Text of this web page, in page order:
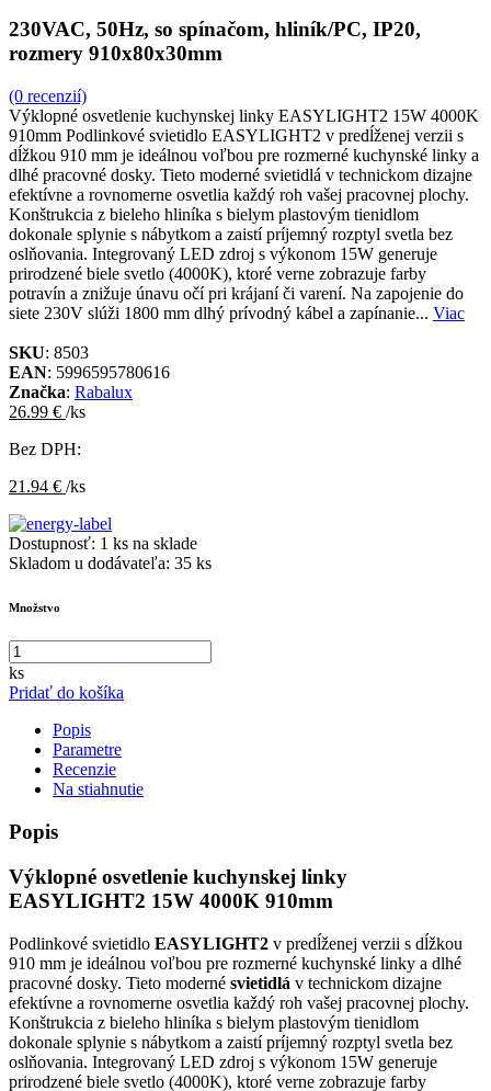
230VAC, 50Hz, so spínačom, hliník/PC, IP20,
rozmery 910x80x30mm
(0 recenzií)
Výklopné osvetlenie kuchynskej linky EASYLIGHT2 15W 4000K
910mm Podlinkové svietidlo EASYLIGHT2 v predĺženej verzii s
dĺžkou 910 mm je ideálnou voľbou pre rozmerné kuchynské linky a
dlhé pracovné dosky. Tieto moderné svietidlá v technickom dizajne
efektívne a rovnomerne osvetlia každý roh vašej pracovnej plochy.
Konštrukcia z bieleho hliníka s bielym plastovým tienidlom
dokonale splynie s nábytkom a zaistí príjemný rozptyl svetla bez
oslňovania. Integrovaný LED zdroj s výkonom 15W generuje
prirodzené biele svetlo (4000K), ktoré verne zobrazuje farby
potravín a znižuje únavu očí pri krájaní či varení. Na zapojenie do
siete 230V slúži 1800 mm dlhý prívodný kábel a zapínanie... Viac
SKU: 8503
EAN: 5996595780616
Značka: Rabalux
26.99 € /ks
Bez DPH:
21.94 € /ks
Dostupnosť: 1 ks na sklade
Skladom u dodávateľa: 35 ks
Množstvo
ks
Pridať do košíka
Popis
Parametre
Recenzie
Na stiahnutie
Popis
Výklopné osvetlenie kuchynskej linky
EASYLIGHT2 15W 4000K 910mm
Podlinkové svietidlo EASYLIGHT2 v predĺženej verzii s dĺžkou
910 mm je ideálnou voľbou pre rozmerné kuchynské linky a dlhé
pracovné dosky. Tieto moderné svietidlá v technickom dizajne
efektívne a rovnomerne osvetlia každý roh vašej pracovnej plochy.
Konštrukcia z bieleho hliníka s bielym plastovým tienidlom
dokonale splynie s nábytkom a zaistí príjemný rozptyl svetla bez
oslňovania. Integrovaný LED zdroj s výkonom 15W generuje
prirodzené biele svetlo (4000K), ktoré verne zobrazuje farby